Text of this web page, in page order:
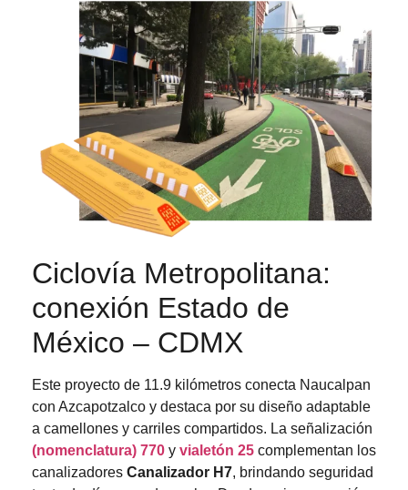
Ciclovía Metropolitana:
conexión Estado de
México – CDMX
Este proyecto de 11.9 kilómetros conecta Naucalpan
con Azcapotzalco y destaca por su diseño adaptable
a camellones y carriles compartidos. La señalización
(nomenclatura) 770 y vialetón 25 complementan los
canalizadores Canalizador H7, brindando seguridad